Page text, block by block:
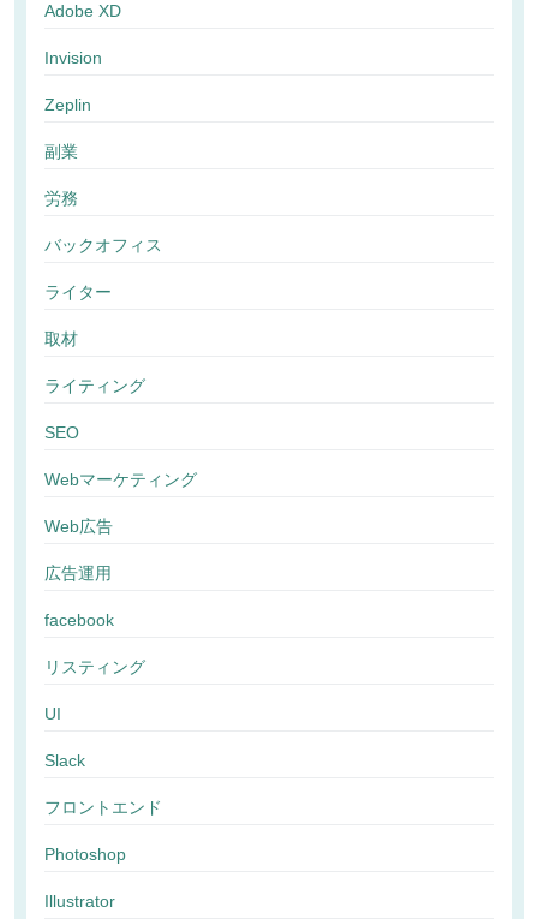
Adobe XD
Invision
Zeplin
副業
労務
バックオフィス
ライター
取材
ライティング
SEO
Webマーケティング
Web広告
広告運用
facebook
リスティング
UI
Slack
フロントエンド
Photoshop
Illustrator